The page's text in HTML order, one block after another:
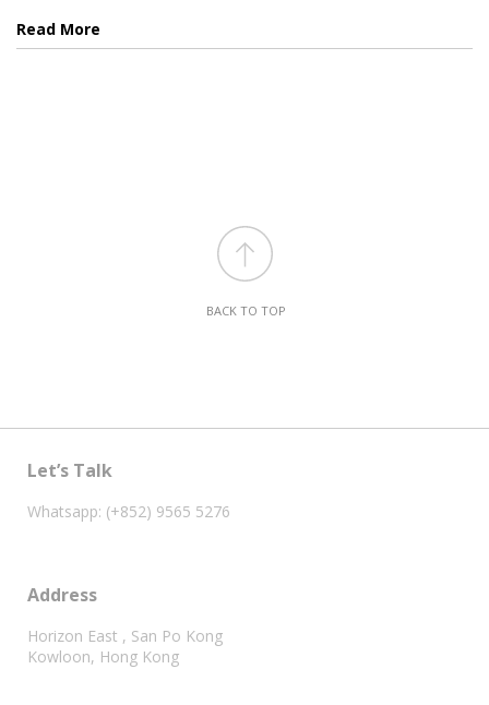
Read More
BACK TO TOP
Let’s Talk
Whatsapp: (+852) 9565 5276
Address
Horizon East , San Po Kong
Kowloon, Hong Kong